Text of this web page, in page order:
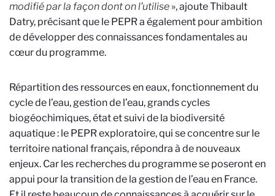
modifié par la façon dont on l’utilise », ajoute Thibault
Datry, précisant que le PEPR a également pour ambition
de développer des connaissances fondamentales au
cœur du programme.
Répartition des ressources en eaux, fonctionnement du
cycle de l’eau, gestion de l’eau, grands cycles
biogéochimiques, état et suivi de la biodiversité
aquatique : le PEPR exploratoire, qui se concentre sur le
territoire national français, répondra à de nouveaux
enjeux. Car les recherches du programme se poseront en
appui pour la transition de la gestion de l’eau en France.